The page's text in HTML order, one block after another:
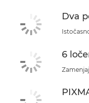
Dva
6